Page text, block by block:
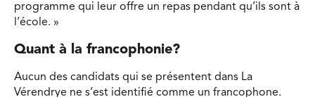
programme qui leur offre un repas pendant qu’ils sont à
l’école. »
Quant à la francophonie?
Aucun des candidats qui se présentent dans La
Vérendrye ne s’est identifié comme un francophone.